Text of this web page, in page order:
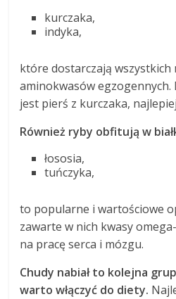
kurczaka,
indyka,
które dostarczają wszystkich
aminokwasów
jest pierś z kurczaka,
Również ryby obfitują w
łososia,
tuńczyka,
to popularne i wartościowe
zawarte w nich kwasy
na pracę serca i mózgu.
Chudy nabiał to kolejna
warto włączyć do diety.